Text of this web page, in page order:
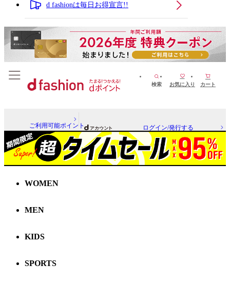
d fashionは毎日お得宣言!!
検索 お気に入り カート
ご利用可能ポイント ログイン/発行する
WOMEN
MEN
KIDS
SPORTS